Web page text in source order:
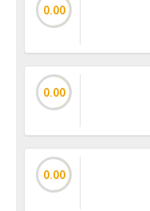
0.00
0.00
0.00